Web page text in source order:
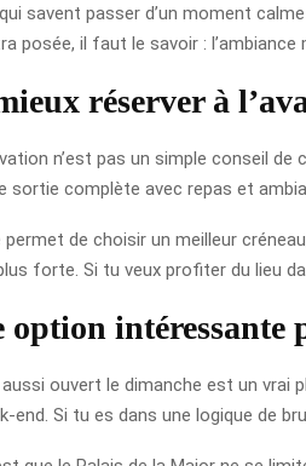
savent passer d’un moment
posée, il faut le savoir :
réserver à
n’est pas un simple conseil
sortie complète avec repas et
de choisir un meilleur
forte. Si tu veux profiter du lieu
option intéressante
ouvert le dimanche est un vrai
end. Si tu es dans une logique de